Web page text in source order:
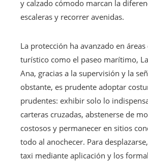
y calzado cómodo marcan la
escaleras y recorrer avenidas.
La protección ha avanzado en
turístico como el paseo marítimo,
Ana, gracias a la supervisión y la
obstante, es prudente adoptar
prudentes: exhibir solo lo
carteras cruzadas, abstenerse de
costosos y permanecer en sitios
todo al anochecer. Para
taxi mediante aplicación y los